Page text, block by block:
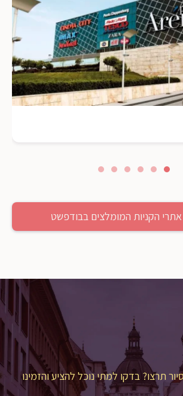
הקניות המומלצים בבודפשט
תרצו? בדקו למתי נוכל להציע והזמינו